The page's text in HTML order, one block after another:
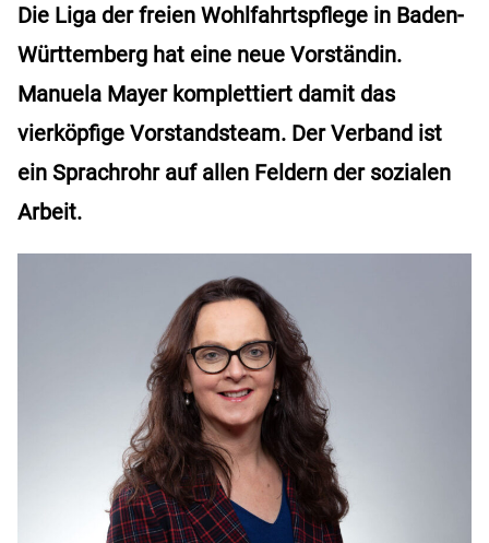
Die Liga der freien Wohlfahrtspflege in Baden-
Württemberg hat eine neue Vorständin.
Manuela Mayer komplettiert damit das
vierköpfige Vorstandsteam. Der Verband ist
ein Sprachrohr auf allen Feldern der sozialen
Arbeit.